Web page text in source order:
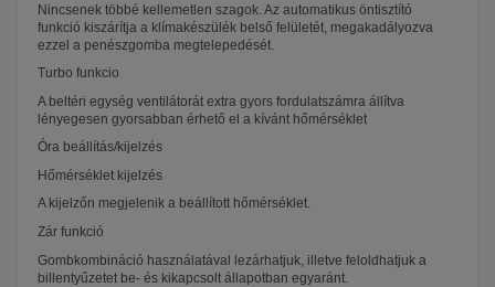
Nincsenek többé kellemetlen szagok. Az automatikus öntisztító
funkció kiszárítja a klímakészülék belső felületét, megakadályozva
ezzel a penészgomba megtelepedését.
Turbo funkcio
A beltéri egység ventilátorát extra gyors fordulatszámra állítva
lényegesen gyorsabban érhető el a kívánt hőmérséklet
Óra beállítás/kijelzés
Hőmérséklet kijelzés
A kijelzőn megjelenik a beállított hőmérséklet.
Zár funkció
Gombkombináció használatával lezárhatjuk, illetve feloldhatjuk a
billentyűzetet be- és kikapcsolt állapotban egyaránt.